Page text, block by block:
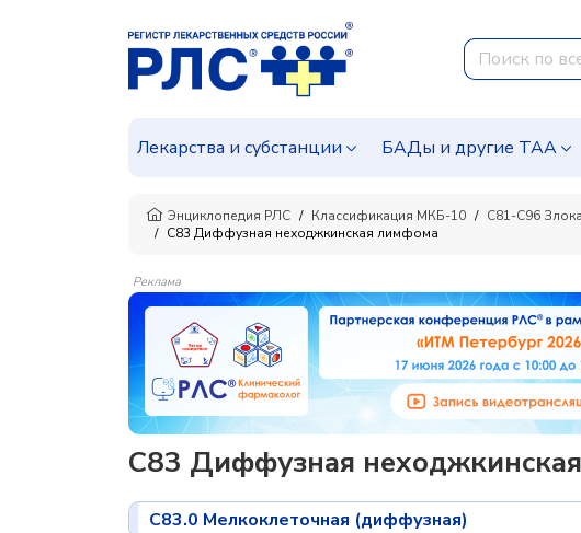
Лекарства и субстанции БАДы и другие ТАА
Энциклопедия РЛС Классификация МКБ-10
C81-C96
C83 Диффузная неходжкинская лимфома
Реклама
C83 Диффузная
C83.0 Мелкоклеточная (диффузная)